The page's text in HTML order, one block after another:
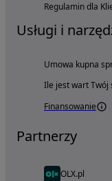
Regulamin dla
Usługi i
Umowa kupna
Ile jest wart Twój
Finansowanie
Partnerzy
OLX.pl